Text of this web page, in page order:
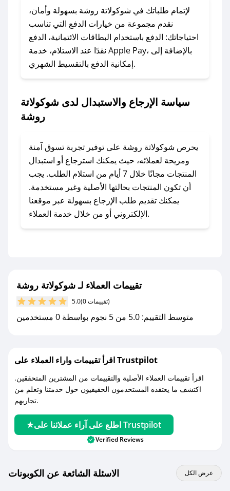
لا تقلق! يمكنك التواصل مع فريق دعم صحصح عبر
الرسائل الخاصة على تويتر أو البريد الإلكتروني،
وسنقوم بحل المشكلة في أسرع وقت ممكن.
### ماذا أفعل إذا لم أجد كود خصم لمتجري
المفضل؟
مراسلتنا مباشرة وسنعمل على توفير الكوبونات في
أسرع وقت ممكن.
### كيف تحصل على كوبونات خصم حصرية من
شوكولاتة روشة؟
للحصول على كوبونات وخصومات حصرية، قم بما
يلي:
- اضغط على أيقونة متابعة لمتجر شوكولاتة روشة
في تطبيق صحصح.
مع صحصح، تسوق بذكاء ووفّر على كل مشترياتك مع
لإتمام طلباتك في شوكولاتة روشة بسهولة وأمان،
نقدم مجموعة من خيارات الدفع التي تناسب
احتياجاتك: الدفع باستخدام البطاقات الائتمانية، الدفع
نقدًا عند الاستلام، خدمة Apple Pay، بالإضافة إلى
إمكانية الدفع بالتقسيط الشهري.
سياسة الإرجاع والاستبدال لدى شوكولاتة
روشة
يحرص شوكولاتة روشة على توفير تجربة تسوق آمنة
ومريحة لعملائه، حيث يمكنك استرجاع أو استبدال
المنتجات مجانًا خلال 7 أيام من استلام الطلب. يجب
أن تكون المنتجات بحالتها الأصلية وغير مستخدمة.
يمكنك تقديم طلب الإرجاع بسهولة عبر موقعنا
الإلكتروني أو من خلال خدمة العملاء.
تقييمات العملاء لـ شوكولاتة روشة
5.0 (0 تقييمات)
متوسط التقييم: 5.0 من 5 نجوم بواسطة 0 مستخدمين
اقرأ تقييمات واراء العملاء على Trustpilot
اقرأ تقييمات العملاء الأصلية والتقييمات من المشترين المتحققين.
اكتشف ما يعتقده المستخدمون الحقيقيون حول خدمتنا وتعلم من
تجاربهم.
اطلع على آراء عملائنا على Trustpilot
Verified Reviews
الاسئلة الشائعة عن الكوبونات عرض الكل